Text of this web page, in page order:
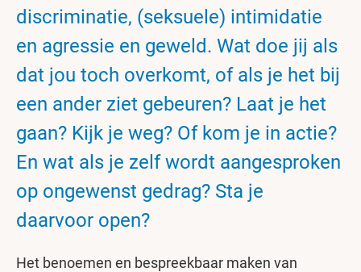
discriminatie, (seksuele) intimidatie
en agressie en geweld. Wat doe jij als
dat jou toch overkomt, of als je het bij
een ander ziet gebeuren? Laat je het
gaan? Kijk je weg? Of kom je in actie?
En wat als je zelf wordt aangesproken
op ongewenst gedrag? Sta je
daarvoor open?
Het benoemen en bespreekbaar maken van